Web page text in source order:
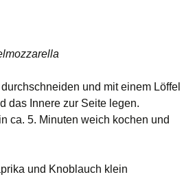
und mit einem Löffel
das Innere zur Seite legen.
ca. 5. Minuten weich kochen und
und Knoblauch klein